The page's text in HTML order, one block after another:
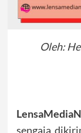
Oleh:
sengaja